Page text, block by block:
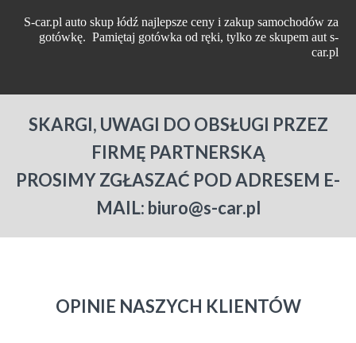
S-car.pl auto skup łódź najlepsze ceny i zakup samochodów za
gotówkę. Pamiętaj gotówka od ręki, tylko ze skupem aut s-
car.pl
SKARGI, UWAGI DO OBSŁUGI PRZEZ
FIRMĘ PARTNERSKĄ
PROSIMY ZGŁASZAĆ POD ADRESEM E-
MAIL: biuro@s-car.pl
OPINIE NASZYCH KLIENTÓW